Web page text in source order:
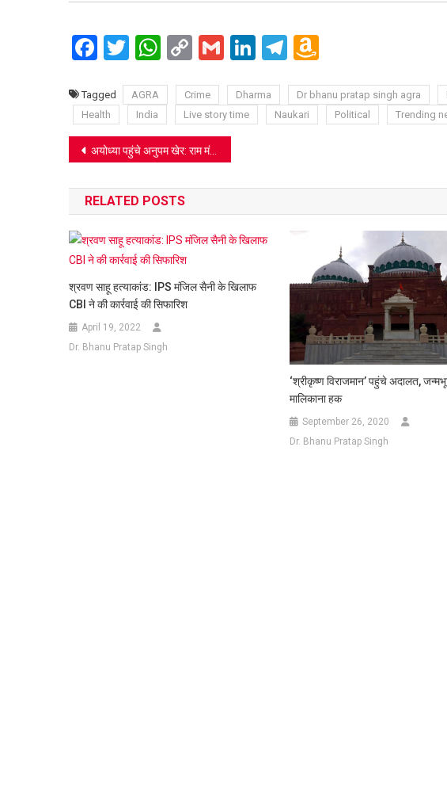
Facebook
Twitter
WhatsApp
CopyGmailLinkedIn
Telegram
List
Tagged AGRA Crime Dharma Dr bhanu pratap singh agra
Health
India Live story time Naukari Political Trending
Post
navigation
अयोध्या पहुंचे अनुपम खेर: राम मंदिर दान चोरी विवाद पर बोले- ‘चोर को कोसिए, मंदिर को नहीं’, मर्यादा पर दिया बड़ा बयान
RELATED POSTS
श्रवण साहू हत्याकांड: IPS मंजिल सैनी के खिलाफ
CBI ने की कार्रवाई की सिफारिश
April 19, 2022
Dr. Bhanu Pratap Singh
‘श्रीकृष्ण विराजमान’ पहुंचे अदालत,
मालिकाना हक
September 26, 2020
Dr. Bhanu Pratap Singh